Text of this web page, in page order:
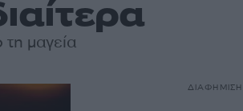
μαγεία
ΔΙΑΦΗΜΙΣΗ